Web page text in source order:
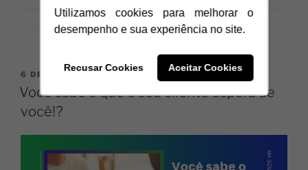
Utilizamos cookies para melhorar o
desempenho e sua experiência no site.
Recusar Cookies Aceitar Cookies
6 DE FEVEREIRO DE 2020
Você sabe o que o seu cliente espera de
você!?